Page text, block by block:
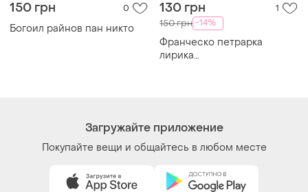
150 грн 0
Богоил райнов пан никто
130 грн 1
150 грн -14%
Франческо петрарка
лирика
томашевский сонеты лауры
книга
Загружайте приложение
Покупайте вещи и общайтесь в любом месте